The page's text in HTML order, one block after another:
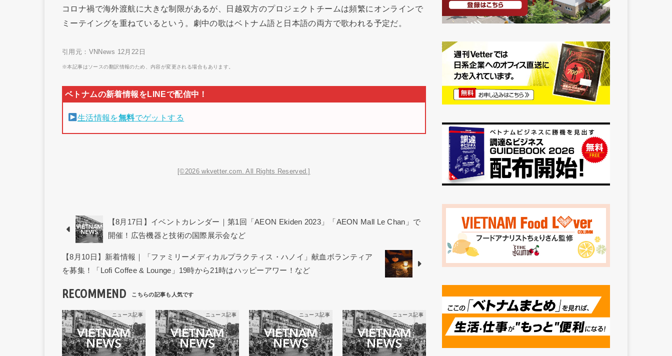
コロナ禍で海外渡航に大きな制限があるが、日越双方のプロジェクトチームは頻繁にオンラインで
ミーテイングを重ねているという。劇中の歌はベトナム語と日本語の両方で歌われる予定だ。
引用元：VNNews 12月22日
※本記事はソースの翻訳情報のため、内容が変更される場合もあります。
生活情報を無料でゲットする
[©2026 wkvetter.com. All Rights Reserved.]
【8月17日】イベントカレンダー｜第1回「AEON Ekiden 2023」「AEON Mall Le Chan」で
開催！広告機器と技術の国際展示会など
【8月10日】新着情報｜「ファミリーメディカルプラクティス・ハノイ」献血ボランティア
を募集！「Lofi Coffee & Lounge」19時から21時はハッピーアワー！など
RECOMMEND
ニュース記事 ニュース記事 ニュース記事 ニュース記事